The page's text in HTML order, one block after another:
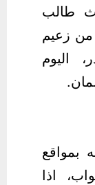
طالب
من زعيم
اليوم
بمواقع
اذا